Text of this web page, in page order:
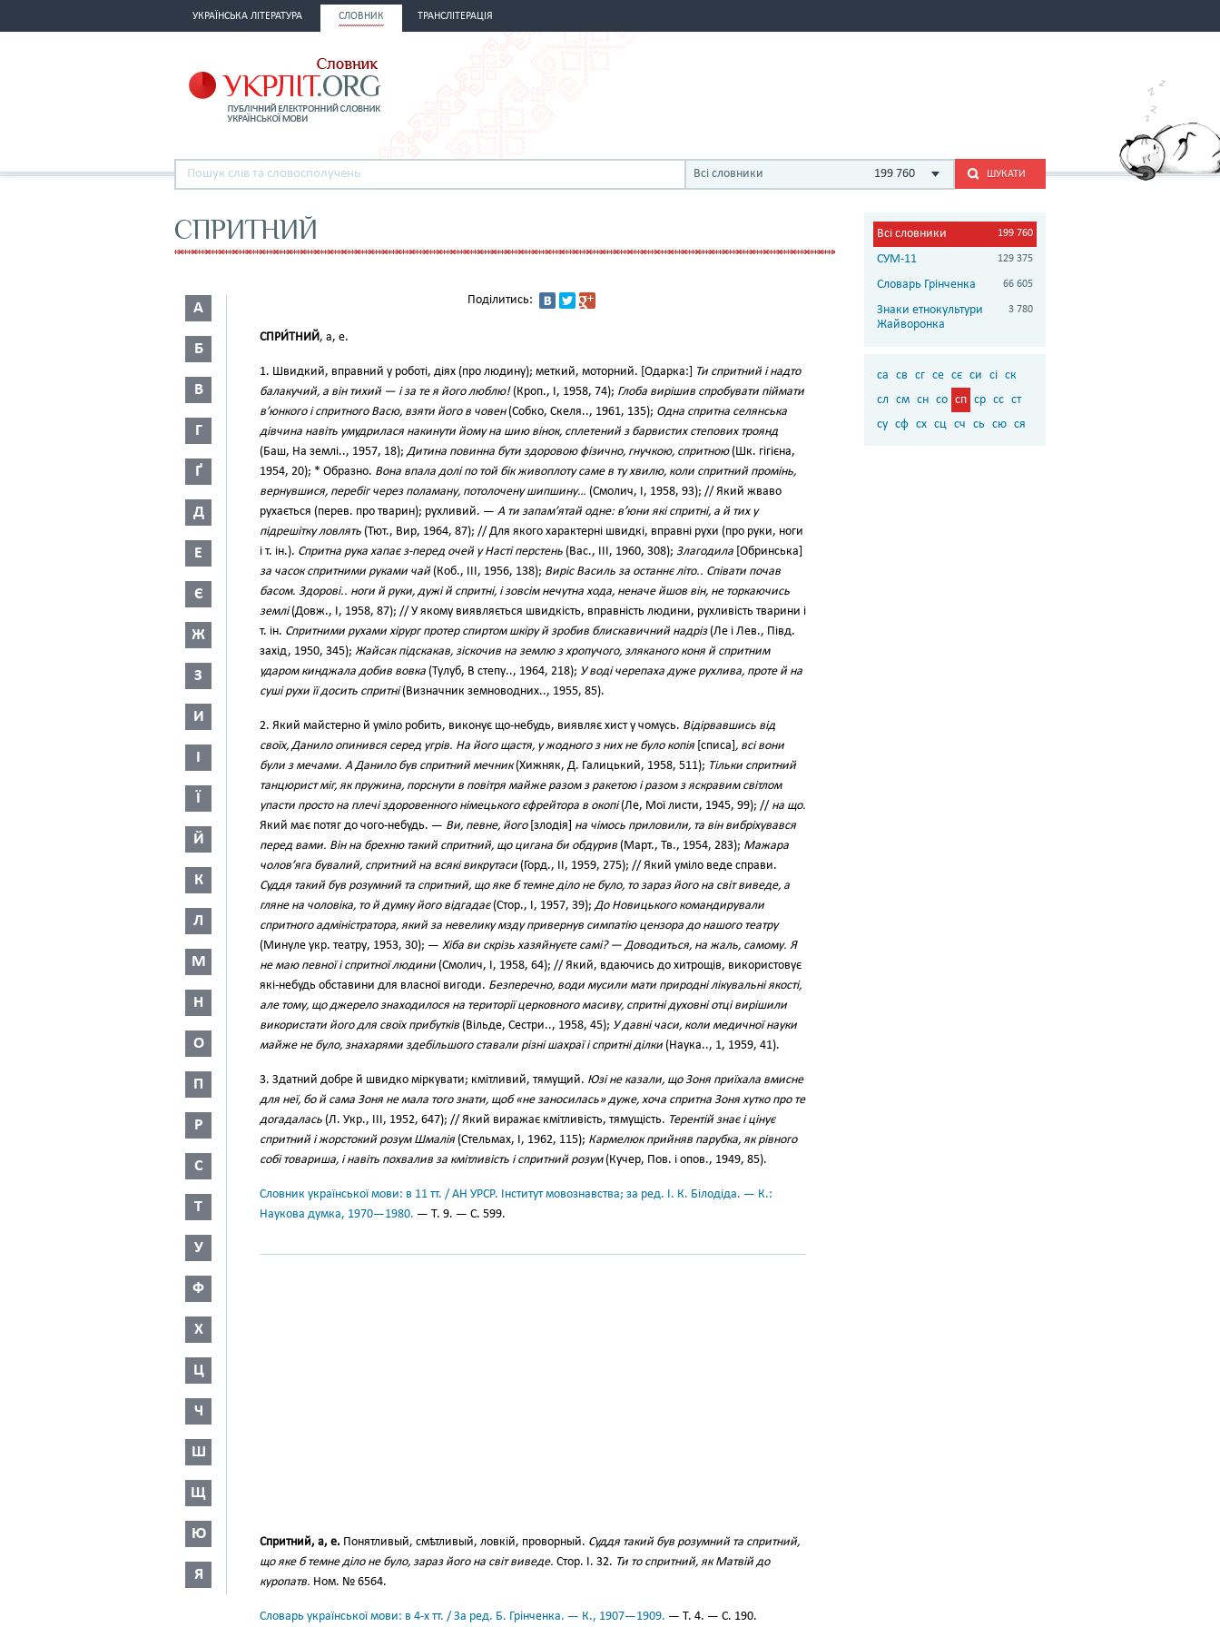
УКРАЇНСЬКА ЛІТЕРАТУРА СЛОВНИК ТРАНСЛІТЕРАЦІЯ
Всі словники 199 760 ШУКАТИ
СПРИТНИЙ
А
Б
В
Г
Ґ
Д
Е
Є
Ж
З
И
І
Ї
Й
К
Л
М
Н
О
П
Р
С
Т
У
Ф
Х
Ц
Ч
Ш
Щ
Ю
Я
Поділитись:
СПРИ́ТНИЙ, а, е.
1. Швидкий, вправний у роботі, діях (про людину); меткий, моторний. [Одарка:]
Ти спритний і надто
балакучий, а він тихий — і за те я його люблю!(Кроп., I, 1958, 74); Глоба вирішив спробувати піймати
в’юнкого і спритного Васю, взяти його в човен(Собко, Скеля.., 1961, 135); Одна спритна селянська
дівчина навіть умудрилася накинути йому на шию вінок, сплетений з барвистих степових троянд
(Баш, На землі.., 1957, 18);Дитина повинна бути здоровою фізично, гнучкою, спритною(Шк. гігієна,
1954, 20); * Образно. Вона впала долі по той бік живоплоту саме в ту хвилю, коли спритний промінь,
вернувшися, перебіг через поламану, потолочену шипшину… (Смолич, І, 1958, 93); // Який жваво
рухається (перев. про тварин); рухливий. — А ти запам’ятай одне: в’юни які спритні, а й тих у
підрешітку ловлять (Тют., Вир, 1964, 87); // Для якого характерні швидкі, вправні рухи (про руки, ноги
і т. ін.). Спритна рука хапає з-перед очей у Насті перстень (Вас., III, 1960, 308); Злагодила [Обринська]
за часок спритними руками чай (Коб., III, 1956, 138); Виріс Василь за останнє літо.. Співати почав
басом. Здорові.. ноги й руки, дужі й спритні, і зовсім нечутна хода, неначе йшов він, не торкаючись
землі(Довж., І, 1958, 87); // У якому виявляється швидкість, вправність людини, рухливість тварини і
т. ін. Спритними рухами хірург протер спиртом шкіру й зробив блискавичний надріз(Ле і Лев., Півд.
захід, 1950, 345); Жайсак підскакав, зіскочив на землю з хропучого, зляканого коня й спритним
ударом кинджала добив вовка (Тулуб, В степу.., 1964, 218); У воді черепаха дуже рухлива, проте й на
суші рухи її досить спритні(Визначник земноводних.., 1955, 85).
2. Який майстерно й уміло робить, виконує що-небудь, виявляє хист у чомусь. Відірвавшись від
своїх, Данило опинився серед угрів. На його щастя, у жодного з них не було копія [списа] , всі вони
були з мечами. А Данило був спритний мечник(Хижняк, Д. Галицький, 1958, 511); Тільки спритний
танцюрист міг, як пружина, порснути в повітря майже разом з ракетою і разом з яскравим світлом
упасти просто на плечі здоровенного німецького єфрейтора в окопі(Ле, Мої листи, 1945, 99); // на що.
Який має потяг до чого-небудь. — Ви, певне, його[злодія] на чімось приловили, та він вибріхувався
перед вами. Він на брехню такий спритний, що цигана би обдурив (Март., Тв., 1954, 283); Мажара
чолов’яга бувалий, спритний на всякі викрутаси (Горд., II, 1959, 275); // Який уміло веде справи.
Суддя такий був розумний та спритний, що яке б темне діло не було, то зараз його на світ виведе, а
гляне на чоловіка, то й думку його відгадає(Стор., І, 1957, 39);До Новицького командирували
спритного адміністратора, який за невелику мзду привернув симпатію цензора до нашого театру
(Минуле укр. театру, 1953, 30); — Хіба ви скрізь хазяйнуєте самі? — Доводиться, на жаль, самому. Я
не маю певної і спритної людини (Смолич, І, 1958, 64); // Який, вдаючись до хитрощів, використовує
які-небудь обставини для власної вигоди. Безперечно, води мусили мати природні лікувальні якості,
але тому, що джерело знаходилося на території церковного масиву, спритні духовні отці вирішили
використати його для своїх прибутків (Вільде, Сестри.., 1958, 45); У давні часи, коли медичної науки
майже не було, знахарями здебільшого ставали різні шахраї і спритні ділки (Наука.., 1, 1959, 41).
3. Здатний добре й швидко міркувати; кмітливий, тямущий. Юзі не казали, що Зоня приїхала вмисне
для неї, бо й сама Зоня не мала того знати, щоб «не заносилась» дуже, хоча спритна Зоня хутко про те
догадалась (Л. Укр., III, 1952, 647); // Який виражає кмітливість, тямущість. Терентій знає і цінує
спритний і жорстокий розум Шмалія (Стельмах, І, 1962, 115); Кармелюк прийняв парубка, як рівного
собі товариша, і навіть похвалив за кмітливість і спритний розум(Кучер, Пов. і опов., 1949, 85).
Словник української мови: в 11 тт. / АН УРСР. Інститут мовознавства; за ред. І. К. Білодіда. — К.:
Наукова думка, 1970—1980. — Т. 9. — С. 599.
Спритний, а, е. Понятливый, смѣтливый, ловкій, проворный. Суддя такий був розумний та спритний,
що яке б темне діло не було, зараз його на світ виведе. Стор. І. 32. Ти то спритний, як Матвій до
куропатв. Ном. № 6564.
Словарь української мови: в 4-х тт. / За ред. Б. Грінченка. — К., 1907—1909. — Т. 4. — С. 190.
Всі словники 199 760
СУМ-11 129 375
Словарь Грінченка 66 605
Знаки етнокультури
Жайворонка
3 780
са св сг се сє си сі ск
сл см сн со сп ср сс ст
су сф сх сц сч сь сю ся